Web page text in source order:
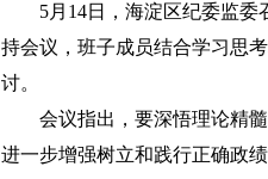
5月14日，海淀区纪委监委
持会议，班子成员结合学习思
讨。
会议指出，要深悟理论精髓
进一步增强树立和践行正确政